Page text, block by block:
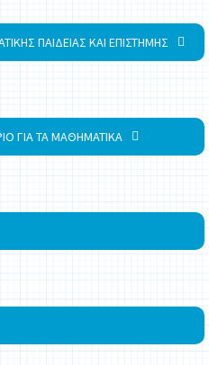
ΠΑΙΔΕΙΑΣ ΚΑΙ ΕΠΙΣΤΗΜΗΣ
ΓΙΑ ΤΑ ΜΑΘΗΜΑΤΙΚΑ